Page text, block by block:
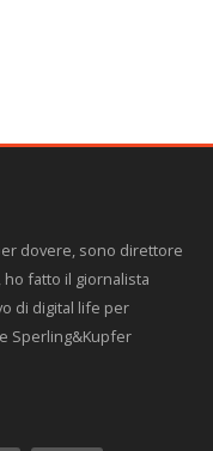
dovere, sono direttore
ho fatto il giornalista
di digital life per
Sperling&Kupfer